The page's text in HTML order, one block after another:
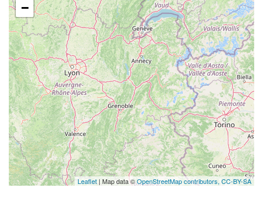
−
Leaflet | Map data ©OpenStreetMap contributors, CC-BY-SA